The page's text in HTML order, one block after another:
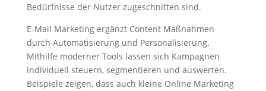
Bedürfnisse der Nutzer zugeschnitten sind.
E-Mail Marketing ergänzt Content Maßnahmen
durch Automatisierung und Personalisierung.
Mithilfe moderner Tools lassen sich Kampagnen
individuell steuern, segmentieren und auswerten.
Beispiele zeigen, dass auch kleine Online Marketing